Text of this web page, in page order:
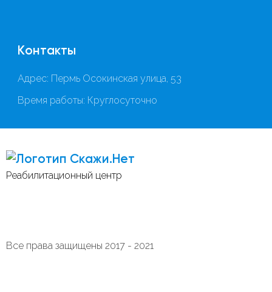
Скажи.Нет
Реабилитационный центр
Все права защищены 2017 - 2021
Контакты
Адрес: Пермь Осокинская улица, 53
Время работы: Круглосуточно